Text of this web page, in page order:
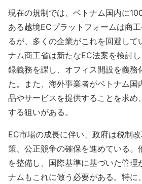
現在の規制では、ベトナム国内に
ある越境ECプラットフォームは商
るが、多くの企業がこれを回避して
ナム商工省は新たなEC法案を検討
録義務を課し、オフィス開設を義務
た。また、海外事業者がベトナム国
品やサービスを提供することを求め
する狙いがある。
EC市場の成長に伴い、政府は税制
策、公正競争の確保を進めている。
を整備し、国際基準に基づいた管理
ナムもこれに倣う必要がある。特に